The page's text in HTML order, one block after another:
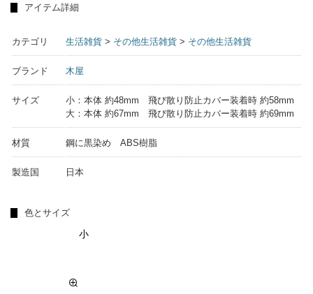
アイテム詳細
カテゴリ 生活雑貨 > その他生活雑貨 > その他生活雑貨
ブランド 木屋
サイズ
小：本体 約48mm 飛び散り防止カバー装着時 約58mm
大：本体 約67mm 飛び散り防止カバー装着時 約69mm
材質 鋼に黒染め ABS樹脂
製造国 日本
色とサイズ
小